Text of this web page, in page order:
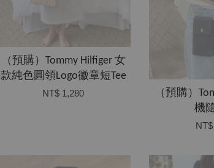
​（預購）Tommy Hilfiger 女
款純色圓領Logo徽章短Tee
NT$ 1,280
（預購）
機